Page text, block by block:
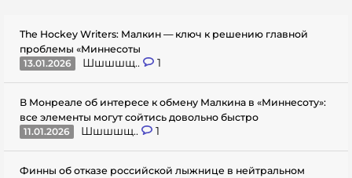
The Hockey Writers: Малкин — ключ к решению главной
проблемы «Миннесоты
13.01.2026
Шшшшщ.. 1
В Монреале об интересе к обмену Малкина в «Миннесоту»:
все элементы могут сойтись довольно быстро
11.01.2026
Шшшшщ.. 1
Финны об отказе российской лыжнице в нейтральном